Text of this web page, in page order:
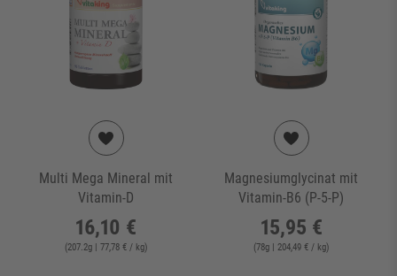
Multi Mega Mineral mit
Vitamin-D
16,10 €
(207.2g| 77,78 € / kg)
Magnesiumglycinat mit
Vitamin-B6 (P-5-P)
15,95 €
(78g| 204,49 € / kg)